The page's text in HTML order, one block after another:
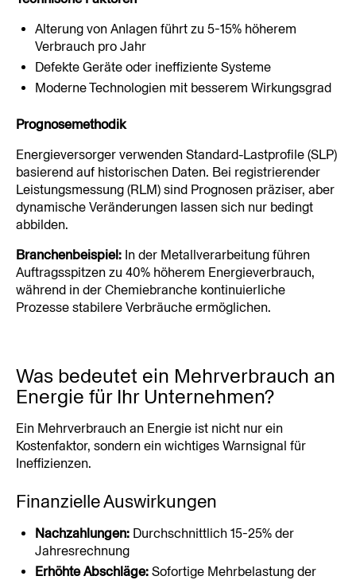
Alterung von Anlagen führt zu 5-15% höherem
Verbrauch pro Jahr
Defekte Geräte oder ineffiziente Systeme
Moderne Technologien mit besserem Wirkungsgrad
Prognosemethodik
Energieversorger verwenden Standard-Lastprofile (SLP)
basierend auf historischen Daten. Bei registrierender
Leistungsmessung (RLM) sind Prognosen präziser, aber
dynamische Veränderungen lassen sich nur bedingt
abbilden.
Branchenbeispiel: In der Metallverarbeitung führen
Auftragsspitzen zu 40% höherem Energieverbrauch,
während in der Chemiebranche kontinuierliche
Prozesse stabilere Verbräuche ermöglichen.
Was bedeutet ein Mehrverbrauch an
Energie für Ihr Unternehmen?
Ein Mehrverbrauch an Energie ist nicht nur ein
Kostenfaktor, sondern ein wichtiges Warnsignal für
Ineffizienzen.
Finanzielle Auswirkungen
Nachzahlungen: Durchschnittlich 15-25% der
Jahresrechnung
Erhöhte Abschläge: Sofortige Mehrbelastung der